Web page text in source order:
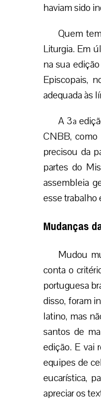
haviam sido
Quem
Liturgia. Em
na sua
Episcopais,
adequada às
A 3ª
CNBB, como
precisou da
partes do
assembleia
esse trabalho
Mudanças
Mudou
conta o
portuguesa
disso, foram
latino, mas
santos de
edição. E vai
equipes de
eucarística,
apreciar os